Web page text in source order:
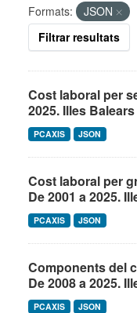
Formats:
JSON
Filtrar resultats
Cost laboral per
2025. Illes Balears
PCAXIS JSON
Cost laboral per
De 2001 a 2025.
PCAXIS JSON
Components del
De 2008 a 2025.
PCAXIS JSON